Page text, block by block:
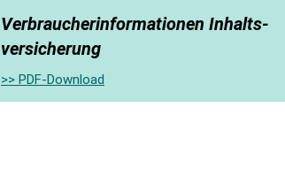
Verbraucherinformationen Inhalts-
versicherung
>> PDF-Download